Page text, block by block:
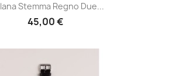
Stemma Regno Due...
45,00 €